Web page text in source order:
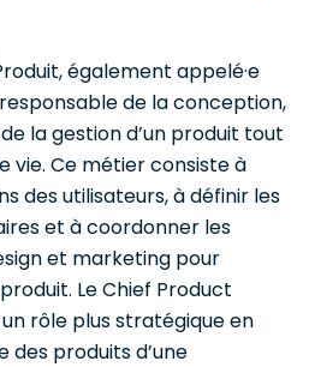
également appelé·e
de la conception,
la gestion d’un produit tout
vie. Ce métier consiste à
des utilisateurs, à définir les
et à coordonner les
et marketing pour
Le Chief Product
rôle plus stratégique en
des produits d’une